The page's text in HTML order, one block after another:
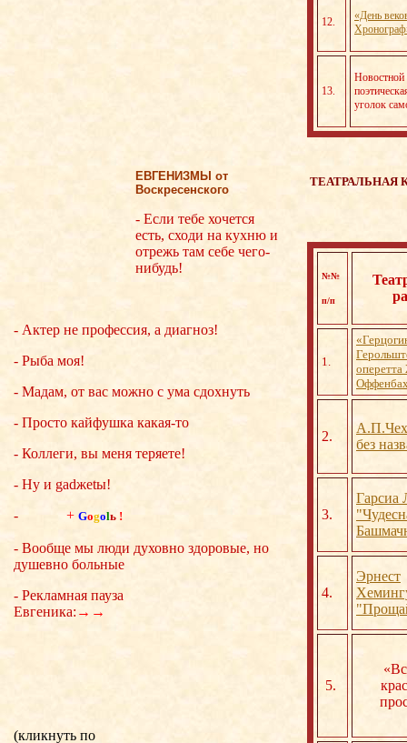
ЕВГЕНИЗМЫ от
Воскресенского
- Если тебе хочется
есть, сходи на кухню и
отрежь там себе чего-
нибудь!
- Актер не профессия, а диагноз!
- Рыба моя!
- Мадам, от вас можно с ума сдохнуть
- Просто кайфушка какая-то
- Коллеги, вы меня теряете!
- Ну и gadжеtы!
-
+ Gogolь !
- Вообще мы люди духовно здоровые, но
душевно больные
- Рекламная пауза
Евгеника: →→
(кликнуть по
12.
«День
13.
Новостной
уголок
ТЕАТРАЛЬНАЯ
№№
п/п
1.
2.
без
3.
Гарсиа
4.
Эрнест
5.